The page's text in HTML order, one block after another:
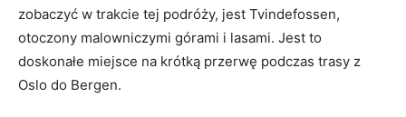
zobaczyć w trakcie tej podróży, jest Tvindefossen,
otoczony malowniczymi górami i lasami. Jest to
doskonałe miejsce na krótką przerwę podczas trasy z
Oslo do ⁤Bergen.